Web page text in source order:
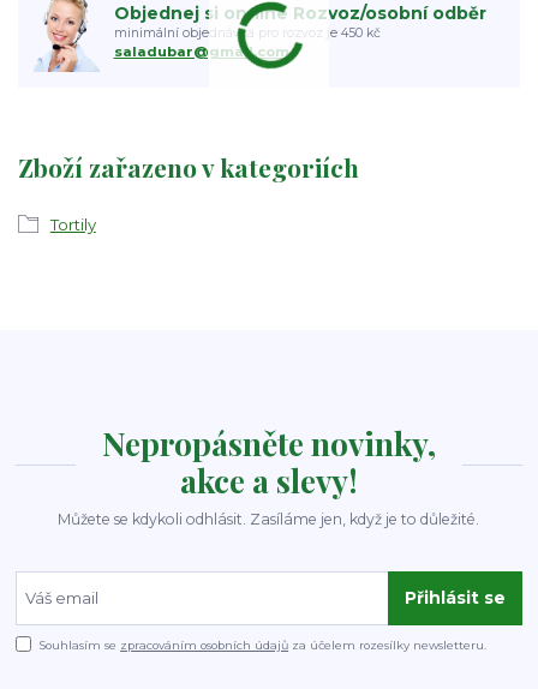
Zboží zařazeno v kategoriích
Tortily
Objednej si on-line Rozvoz/osobní odběr
minimální objednávka pro rozvoz je 450 kč
saladubar@gmail.com
Nepropásněte novinky,
akce a slevy!
Můžete se kdykoli odhlásit. Zasíláme jen, když je to důležité.
Přihlásit se
Souhlasím se zpracováním osobních údajů za účelem rozesílky newsletteru.